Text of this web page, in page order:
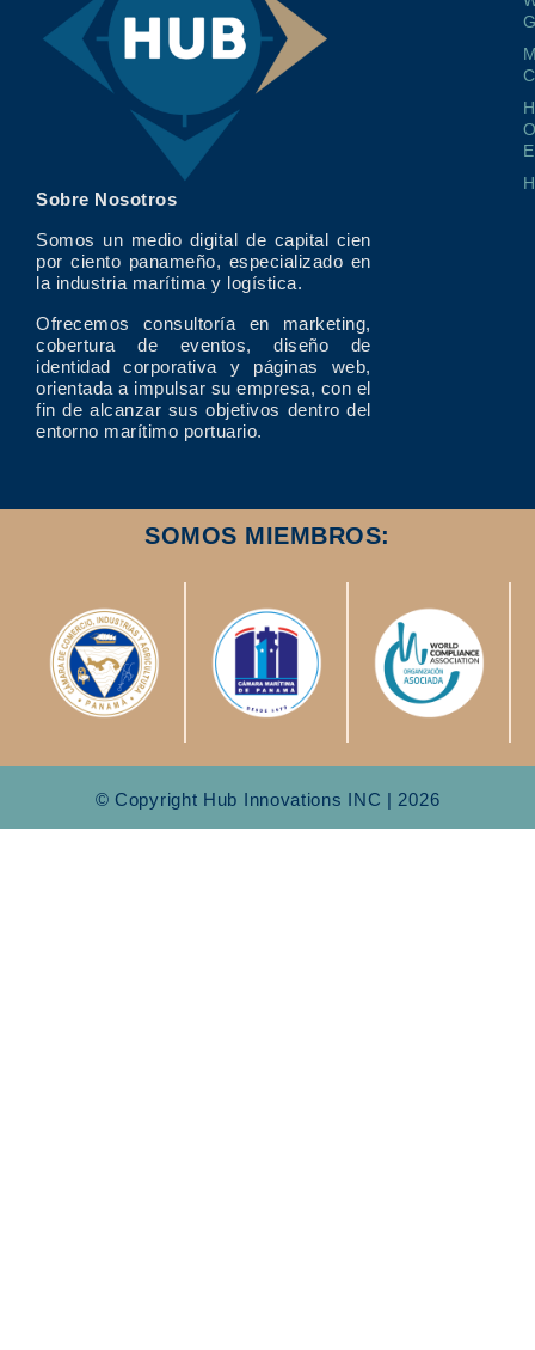
Sobre Nosotros
Somos un medio digital de capital cien
por ciento panameño, especializado en
la industria marítima y logística.
Ofrecemos consultoría en marketing,
cobertura de eventos, diseño de
identidad corporativa y páginas web,
orientada a impulsar su empresa, con el
fin de alcanzar sus objetivos dentro del
entorno marítimo portuario.
SOMOS MIEMBROS:
© Copyright Hub Innovations INC | 2026